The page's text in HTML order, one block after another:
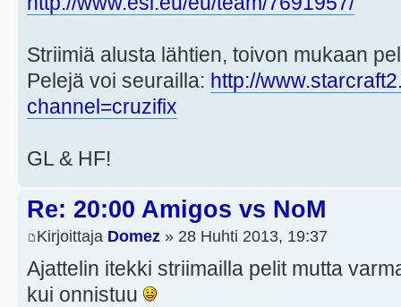
Striimiä alusta lähtien, toivon mukaan
Pelejä voi seurailla: http://
channel=cruzifix
GL & HF!
Re: 20:00 Amigos vs NoM
Kirjoittaja Domez » 28 Huhti 2013, 19:37
Ajattelin itekki striimailla pelit mutta
kui onnistuu